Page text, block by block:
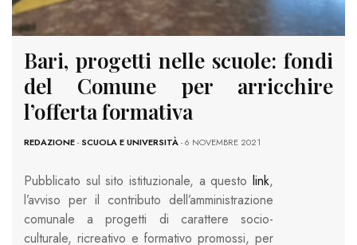
Bari, progetti nelle scuole: fondi
del Comune per arricchire
l’offerta formativa
REDAZIONE-SCUOLA E UNIVERSITÀ- 6 NOVEMBRE 2021
Pubblicato sul sito istituzionale, a questo link,
l’avviso per il contributo dell’amministrazione
comunale a progetti di carattere socio-
culturale, ricreativo e formativo promossi, per